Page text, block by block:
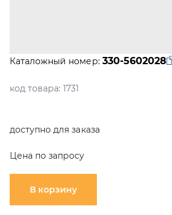
Каталожный номер: 330-5602028
код товара: 1731
доступно для заказа
Цена по запросу
В корзину